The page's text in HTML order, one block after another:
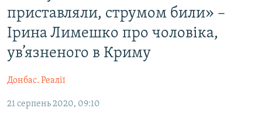
матеріалу
Перейти
до
основної
Перейти
до
ВОДА.КРИМ
ВІДЕО ТА ФОТО
ПОЛІТИКА
ПОГЛЯД
ІНТЕРВ'Ю
приставляли, струмом били» –
Ірина Лимешко про чоловіка,
ув’язненого в Криму
Донбас. Реалії
21 серпень 2020, 09:10